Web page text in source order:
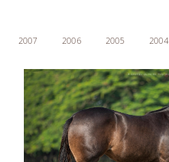
2007 2006 2005 2004